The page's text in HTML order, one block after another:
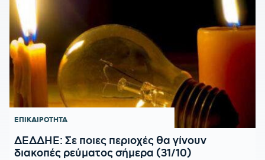
ΕΠΙΚΑΙΡΟΤΗΤΑ
ΔΕΔΔΗΕ: Σε ποιες περιοχές θα γίνουν
διακοπές ρεύματος σήμερα (31/10)